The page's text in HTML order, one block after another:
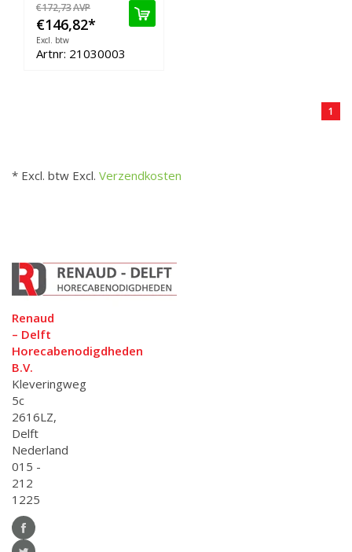
€172,73AVP
€146,82*
Excl. btw
Artnr: 21030003
1
* Excl. btw Excl. Verzendkosten
Renaud
– Delft
Horecabenodigdheden
B.V.
Kleveringweg
5c
2616LZ,
Delft
Nederland
015 -
212
1225